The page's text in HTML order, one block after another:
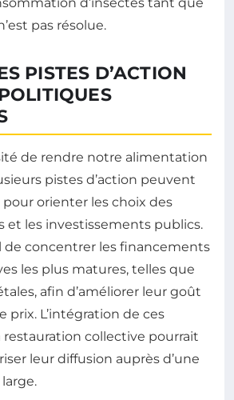
d’insectes tant que
pas résolue.
PISTES D’ACTION
de rendre notre alimentation
pistes d’action peuvent
orienter les choix des
et les investissements publics.
de concentrer les financements
les plus matures, telles que
afin d’améliorer leur goût
prix. L’intégration de ces
restauration collective pourrait
leur diffusion auprès d’une